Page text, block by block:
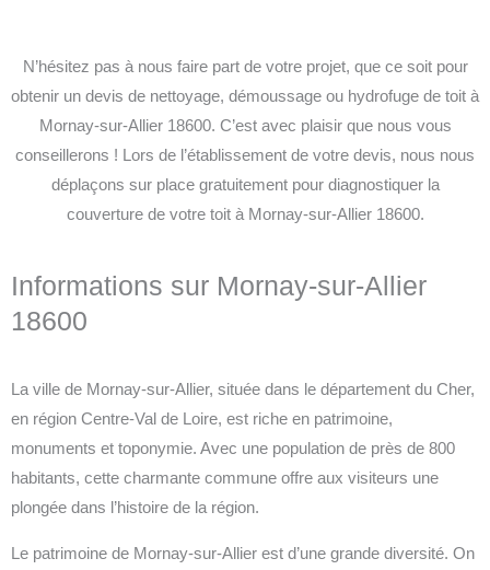
N’hésitez pas à nous faire part de votre projet, que ce soit pour
obtenir un devis de nettoyage, démoussage ou hydrofuge de toit à
Mornay-sur-Allier 18600. C’est avec plaisir que nous vous
conseillerons ! Lors de l’établissement de votre devis, nous nous
déplaçons sur place gratuitement pour diagnostiquer la
couverture de votre toit à Mornay-sur-Allier 18600.
Informations sur Mornay-sur-Allier
18600
La ville de Mornay-sur-Allier, située dans le département du Cher,
en région Centre-Val de Loire, est riche en patrimoine,
monuments et toponymie. Avec une population de près de 800
habitants, cette charmante commune offre aux visiteurs une
plongée dans l’histoire de la région.
Le patrimoine de Mornay-sur-Allier est d’une grande diversité. On